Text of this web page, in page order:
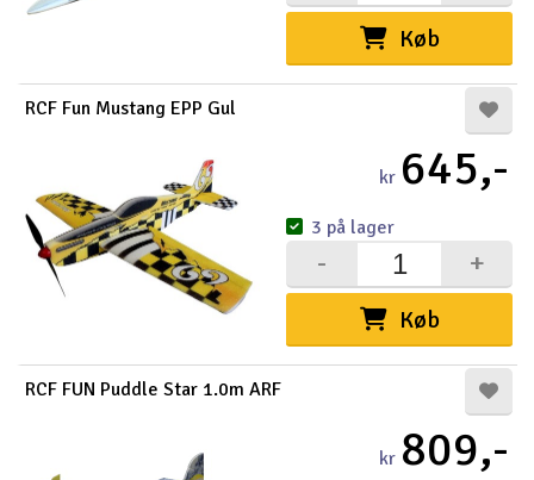
Køb
RCF Fun Mustang EPP Gul
kr 645,-
Køb
+
-
3 på lager
RCF FUN Puddle Star 1.0m ARF
kr 809,-